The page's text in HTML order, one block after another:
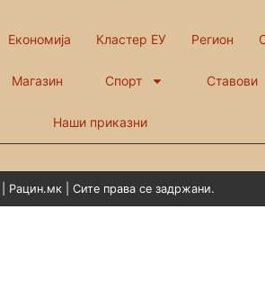
Економија Кластер ЕУ Регион
Магазин Спорт Ставови
Наши приказни
Рацин.мк | Сите права се задржани.